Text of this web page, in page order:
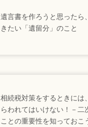
遺言書を作ろうと思ったら
きたい「遺留分」のこと
相続税対策をするときには
らわれてはいけない！－二
ことの重要性を知っておこ